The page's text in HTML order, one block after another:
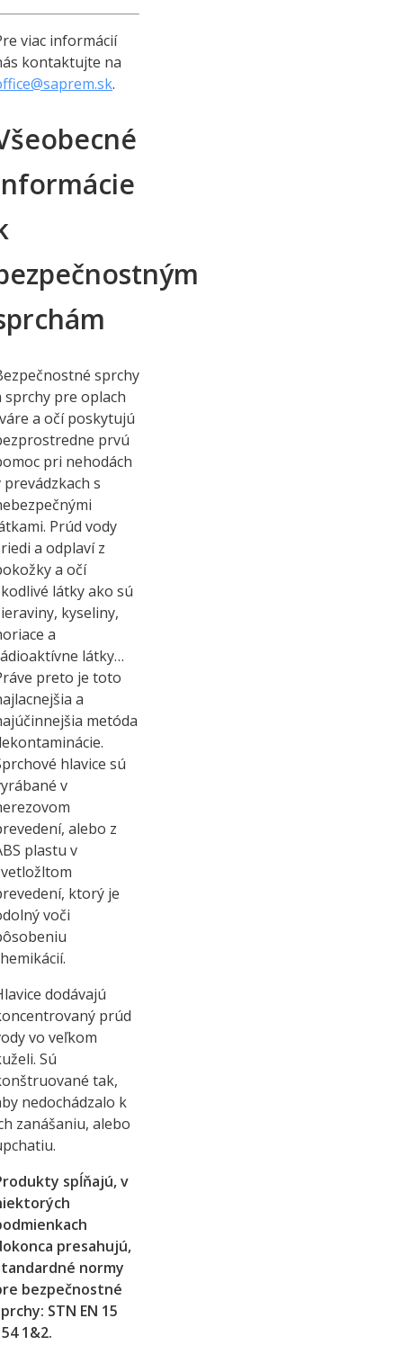
viac informácií
kontaktujte na
.
sprchy
sprchy pre oplach
a očí poskytujú
prvú
pri nehodách
prevádzkach s
Prúd vody
a odplaví z
a očí
látky ako sú
kyseliny,
a
látky…
preto je toto
a
metóda
hlavice sú
v
alebo z
plastu v
ktorý je
voči
dodávajú
prúd
vo veľkom
Sú
tak,
nedochádzalo k
zanášaniu, alebo
spĺňajú, v
presahujú,
normy
bezpečnostné
STN EN 15
1&2.